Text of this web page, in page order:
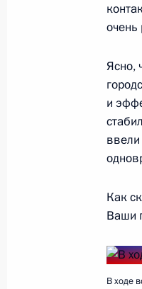
5
5
4
3
очень
Ясно,
и
ввели
Как
Ваши
В ходе